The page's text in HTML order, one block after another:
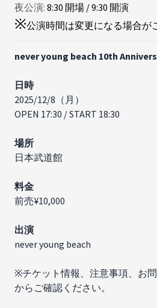
夜公演: 8:30 開場 /9:30 開演
※公演時間は変更になる場合が
never young beach 10th
日時
2025/12/8（月）
OPEN 17:30 / START 18:30
場所
日本武道館
料金
前売¥10,000
出演​​
never young beach
※チケット情報、注意事項、お
からご確認ください。